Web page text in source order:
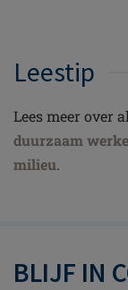
Leestip
Lees meer over
duurzaam
milieu.
BLIJF IN